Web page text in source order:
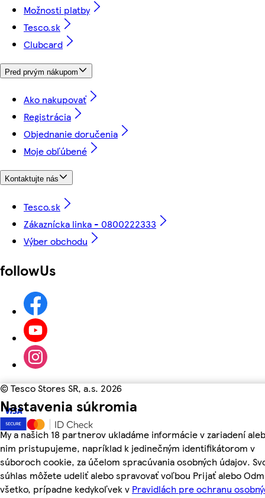
Nastavenia súkromia
My a našich 18 partnerov ukladáme informácie v zariadení
nim pristupujeme, napríklad k jedinečným identifikátorom v
súboroch cookie, za účelom spracúvania osobných údajov.
súhlas môžete udeliť alebo spravovať voľbou Prijať alebo
všetko, prípadne kedykoľvek v Pravidlách pre ochranu
Možnosti platby
Tesco.sk
Clubcard
Pred prvým nákupom
Ako nakupovať
Registrácia
Objednanie doručenia
Moje obľúbené
Kontaktujte nás
Tesco.sk
Zákaznícka linka - 0800222333
Výber obchodu
followUs
©Tesco Stores SR, a.s. 2026